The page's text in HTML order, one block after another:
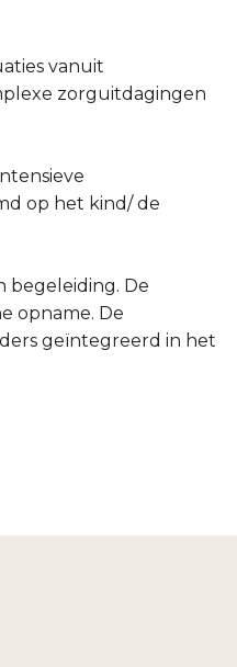
vanuit
zorguitdagingen
op het kind/ de
begeleiding. De
opname. De
geïntegreerd in het